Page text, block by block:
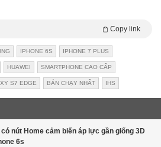
Copy link
IPHONE 6S IPHONE 7 PLUS
HUAWEI SMARTPHONE CAO CẤP
S7 EDGE BÁN CHẠY NHẤT IHS
nút Home cảm biến áp lực gần giống 3D
6s